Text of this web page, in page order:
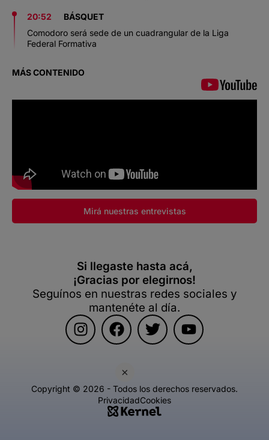
×
20:52
BÁSQUET
Comodoro será sede de un cuadrangular de la Liga
Federal Formativa
MÁS CONTENIDO
Mirá nuestras entrevistas
Si llegaste hasta acá,
¡Gracias por elegirnos!
Seguínos en nuestras redes sociales y
mantenéte al día.
Copyright © 2026 - Todos los derechos reservados.
PrivacidadCookies